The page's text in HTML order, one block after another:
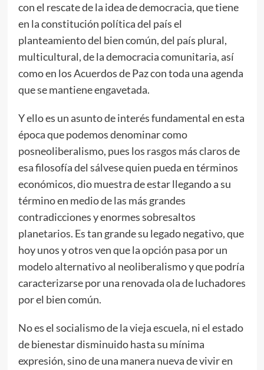
con el rescate de la idea de democracia, que tiene
en la constitución política del país el
planteamiento del bien común, del país plural,
multicultural, de la democracia comunitaria, así
como en los Acuerdos de Paz con toda una agenda
que se mantiene engavetada.
Y ello es un asunto de interés fundamental en esta
época que podemos denominar como
posneoliberalismo, pues los rasgos más claros de
esa filosofía del sálvese quien pueda en términos
económicos, dio muestra de estar llegando a su
término en medio de las más grandes
contradicciones y enormes sobresaltos
planetarios. Es tan grande su legado negativo, que
hoy unos y otros ven que la opción pasa por un
modelo alternativo al neoliberalismo y que podría
caracterizarse por una renovada ola de luchadores
por el bien común.
No es el socialismo de la vieja escuela, ni el estado
de bienestar disminuido hasta su mínima
expresión, sino de una manera nueva de vivir en